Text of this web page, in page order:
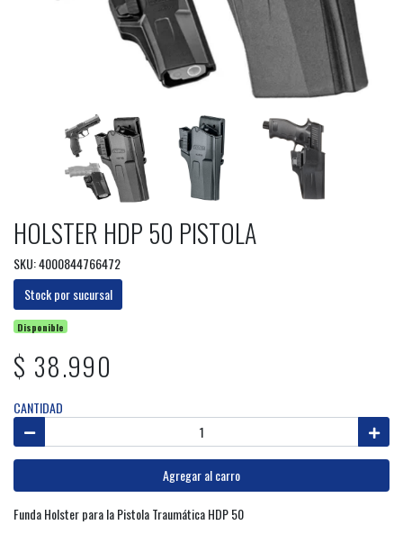
HOLSTER HDP 50 PISTOLA
SKU: 4000844766472
Stock por sucursal
Disponible
$ 38.990
CANTIDAD
Agregar al carro
Funda Holster para la Pistola Traumática HDP 50